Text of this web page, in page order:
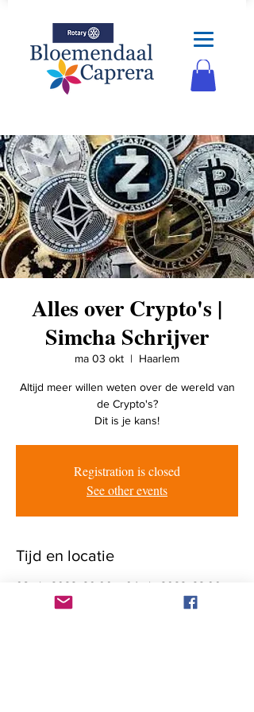
Alles over Crypto's |
Simcha Schrijver
ma 03 okt
  |
Haarlem
Altijd meer willen weten over de wereld van
de Crypto's?
Dit is je kans!
Registration is closed
See other events
Tijd en locatie
03 okt 2022, 20:00 – 04 okt 2022, 22:00
Haarlem, Ramplaan 125, 2015 GV Haarlem,